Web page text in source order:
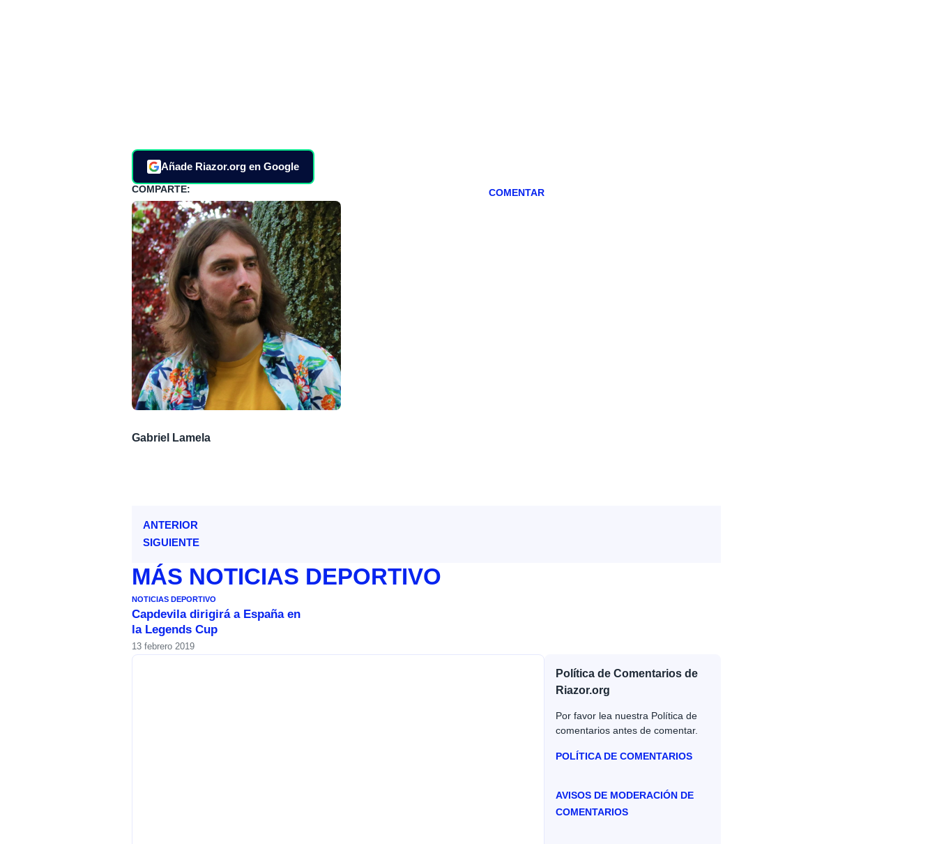
Añade Riazor.org en Google
COMPARTE: COMENTAR
Gabriel Lamela
ANTERIOR
SIGUIENTE
MÁS NOTICIAS DEPORTIVO
NOTICIAS DEPORTIVO
Capdevila dirigirá a España en
la Legends Cup
13 febrero 2019
Política de Comentarios de
Riazor.org
Por favor lea nuestra Política de
comentarios antes de comentar.
POLÍTICA DE COMENTARIOS
AVISOS DE MODERACIÓN DE
COMENTARIOS